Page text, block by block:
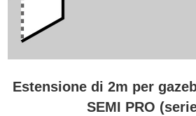
Estensione di 2m per
SEMI PRO